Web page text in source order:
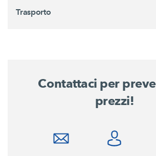
Trasporto
Contattaci per
prezzi!